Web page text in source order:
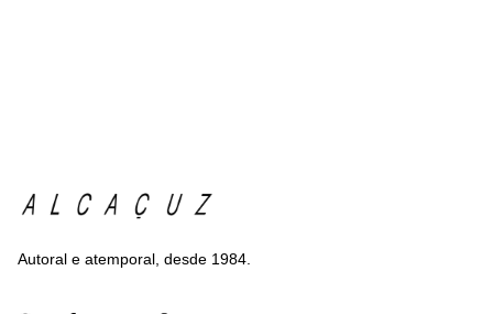
Autoral e atemporal, desde 1984.